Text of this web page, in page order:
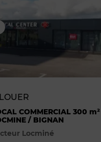
COMMERCIAL 300 m²
/ BIGNAN
Locminé